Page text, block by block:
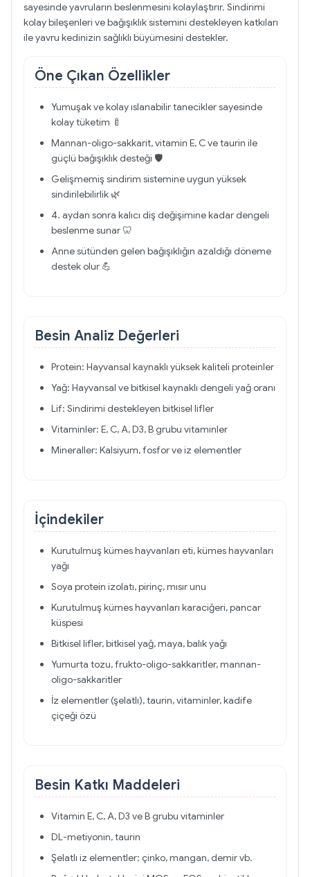
sayesinde yavruların beslenmesini kolaylaştırır. Sindirimi
kolay bileşenleri ve bağışıklık sistemini destekleyen katkıları
ile yavru kedinizin sağlıklı büyümesini destekler.
Öne Çıkan Özellikler
Yumuşak ve kolay ıslanabilir tanecikler sayesinde
kolay tüketim 🍼
Mannan-oligo-sakkarit, vitamin E, C ve taurin ile
güçlü bağışıklık desteği 🛡️
Gelişmemiş sindirim sistemine uygun yüksek
sindirilebilirlik 🌿
4. aydan sonra kalıcı diş değişimine kadar dengeli
beslenme sunar 🦷
Anne sütünden gelen bağışıklığın azaldığı döneme
destek olur 💪
Besin Analiz Değerleri
Protein: Hayvansal kaynaklı yüksek kaliteli proteinler
Yağ: Hayvansal ve bitkisel kaynaklı dengeli yağ oranı
Lif: Sindirimi destekleyen bitkisel lifler
Vitaminler: E, C, A, D3, B grubu vitaminler
Mineraller: Kalsiyum, fosfor ve iz elementler
İçindekiler
Kurutulmuş kümes hayvanları eti, kümes hayvanları
yağı
Soya protein izolatı, pirinç, mısır unu
Kurutulmuş kümes hayvanları karaciğeri, pancar
küspesi
Bitkisel lifler, bitkisel yağ, maya, balık yağı
Yumurta tozu, frukto-oligo-sakkaritler, mannan-
oligo-sakkaritler
İz elementler (şelatlı), taurin, vitaminler, kadife
çiçeği özü
Besin Katkı Maddeleri
Vitamin E, C, A, D3 ve B grubu vitaminler
DL-metiyonin, taurin
Şelatlı iz elementler: çinko, mangan, demir vb.